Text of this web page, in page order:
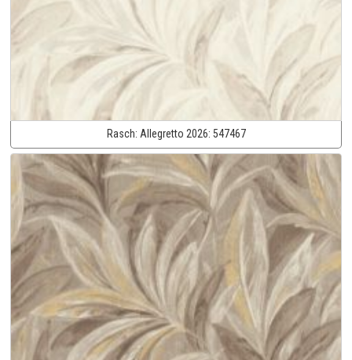
Rasch: Allegretto 2026: 547467